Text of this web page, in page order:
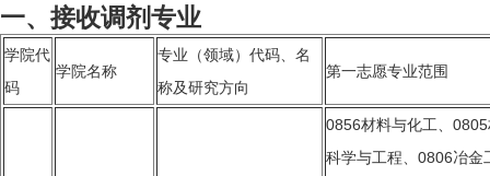
一、接收调剂专业
学院代
码
学院名称
专业 （领域） 代码、名
称及研究方向
第一志愿专业范围
0856材料与化工、
科学与工程、0806冶金